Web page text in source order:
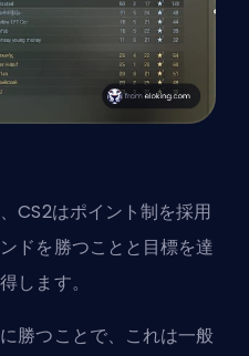
CS2はポイント制を採用
ドを勝つことと目標を達
します。
勝つことで、これは一般